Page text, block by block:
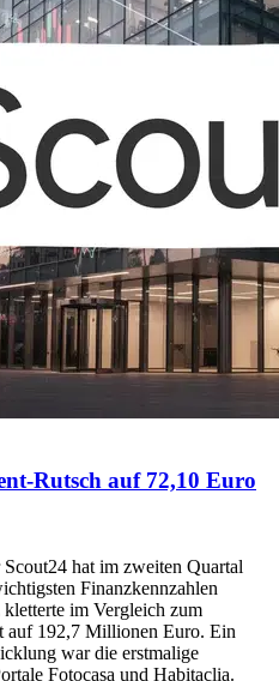
Rutsch auf 72,10 Euro
hat im zweiten Quartal
Finanzkennzahlen
im Vergleich zum
auf 192,7 Millionen Euro. Ein
war die erstmalige
Fotocasa und Habitaclia.